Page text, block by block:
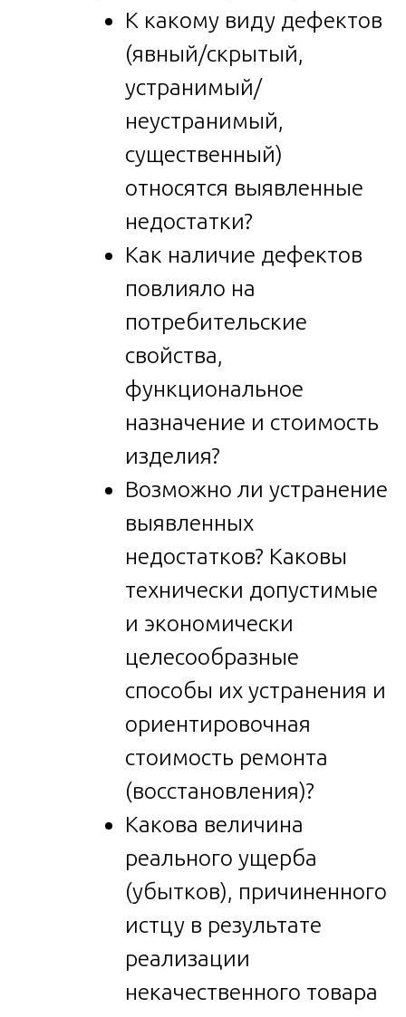
К какому виду дефектов
(явный/скрытый,
устранимый/
неустранимый,
существенный)
относятся выявленные
недостатки?
Как наличие дефектов
повлияло на
потребительские
свойства,
функциональное
назначение и стоимость
изделия?
Возможно ли устранение
выявленных
недостатков? Каковы
технически допустимые
и экономически
целесообразные
способы их устранения и
ориентировочная
стоимость ремонта
(восстановления)?
Какова величина
реального ущерба
(убытков), причиненного
истцу в результате
реализации
некачественного товара